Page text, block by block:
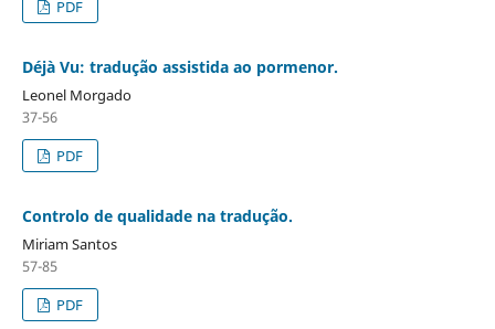
PDF
Déjà Vu: tradução assistida ao pormenor.
Leonel Morgado
37-56
PDF
Controlo de qualidade na tradução.
Miriam Santos
57-85
PDF